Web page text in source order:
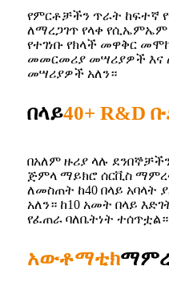
የምርቶቻችን ጥራት ከፍተኛ
ለማረጋገጥ የላቀ
የተገነቡ የክላች መዋቅር
መመርመሪያ መሣሪያዎች እና
መሣሪያዎች አለን።
በላይ40+ R&D
በአለም ዙሪያ ላሉ
ጅምላ ማይክሮ ሰርቪስ
ለመስጠት ከ40 በላይ አባላት
አለን። ከ10 አመት በላይ
የፈጠራ ባለቤትነት ተሰጥቷል።
አውቶማቲክ